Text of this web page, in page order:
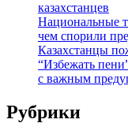
казахстанцев
Национальные
чем спорили
Казахстанцы
“Избежать
с важным
Рубрики